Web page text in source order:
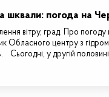
шквали: погода на
вітру, град. Про
Обласного центру з
Сьогодні, у другій